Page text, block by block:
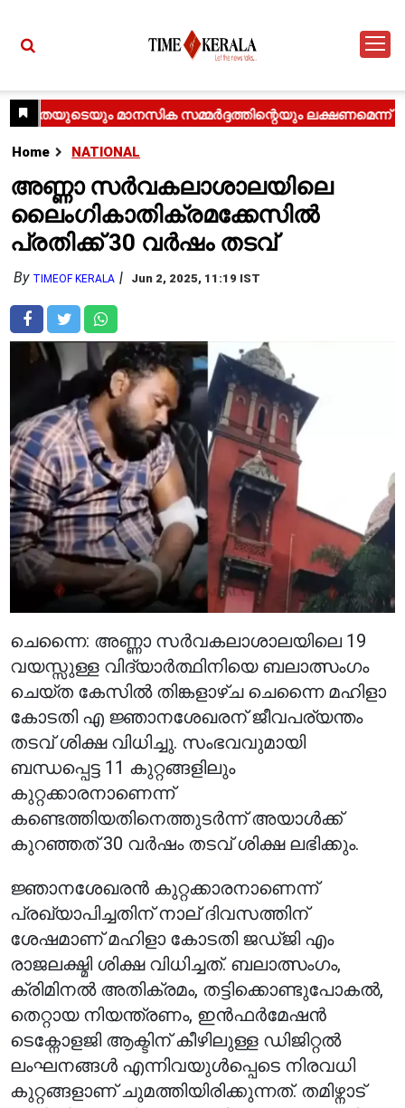
Home NATIONAL
അണ്ണാ സർവകലാശാലയിലെ
ലൈംഗികാതിക്രമക്കേസിൽ
പ്രതിക്ക് 30 വർഷം തടവ്
By TIMEOF KERALA Jun 2, 2025, 11:19 IST
ചെന്നൈ: അണ്ണാ സർവകലാശാലയിലെ 19
വയസ്സുള്ള വിദ്യാർത്ഥിനിയെ ബലാത്സംഗം
ചെയ്ത കേസിൽ തിങ്കളാഴ്ച ചെന്നൈ മഹിളാ
കോടതി എ ജ്ഞാനശേഖരന് ജീവപര്യന്തം
തടവ് ശിക്ഷ വിധിച്ചു. സംഭവവുമായി
ബന്ധപ്പെട്ട 11 കുറ്റങ്ങളിലും
കുറ്റക്കാരനാണെന്ന്
കണ്ടെത്തിയതിനെത്തുടർന്ന് അയാൾക്ക്
കുറഞ്ഞത് 30 വർഷം തടവ് ശിക്ഷ ലഭിക്കും.
ജ്ഞാനശേഖരൻ കുറ്റക്കാരനാണെന്ന്
പ്രഖ്യാപിച്ചതിന് നാല് ദിവസത്തിന്
ശേഷമാണ് മഹിളാ കോടതി ജഡ്ജി എം
രാജലക്ഷ്മി ശിക്ഷ വിധിച്ചത്. ബലാത്സംഗം,
ക്രിമിനൽ അതിക്രമം, തട്ടിക്കൊണ്ടുപോകൽ,
തെറ്റായ നിയന്ത്രണം, ഇൻഫർമേഷൻ
ടെക്നോളജി ആക്ടിന് കീഴിലുള്ള ഡിജിറ്റൽ
ലംഘനങ്ങൾ എന്നിവയുൾപ്പെടെ നിരവധി
കുറ്റങ്ങളാണ് ചുമത്തിയിരിക്കുന്നത്. തമിഴ്നാട്